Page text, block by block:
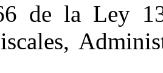
de la Ley